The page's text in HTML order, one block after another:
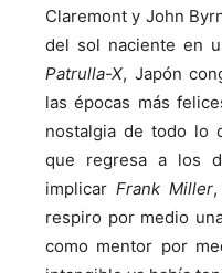
Claremont y John
del sol naciente en
Patrulla-X, Japón
las épocas más
nostalgia de todo lo
que regresa a los
implicar Frank Miller,
respiro por medio
como mentor por